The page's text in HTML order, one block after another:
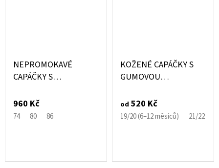
NEPROMOKAVÉ
CAPÁČKY S
PROTISKLUZOVOU
PODRÁŽKOU ČERNÉ
960 Kč
74 80 86
KOŽENÉ CAPÁČKY S
GUMOVOU
CAROZOO
od 520 Kč
19/20 (6–12 měsíců) 21/22